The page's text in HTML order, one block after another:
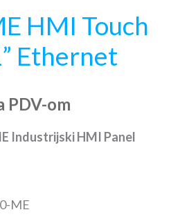
HMI Touch
Ethernet
PDV-om
Industrijski HMI Panel
ME